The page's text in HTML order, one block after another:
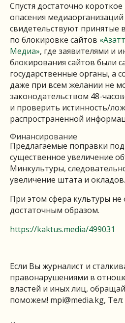
Спустя достаточно
опасения
свидетельствуют принятые
по блокировке сайтов
Медиа», где заявителями и
блокирования сайтов были
государственные органы, а
даже при всем желании не
законодательством 48-
и проверить истинность/
распространенной
Финансирование
Предлагаемые поправки
существенное увеличение
Минкультуры,
увеличение штата и окладов.
При этом сфера культуры не
достаточным образом.
https://kaktus.media/499031
Если Вы журналист и
правонарушениями в
властей и иных лиц,
поможем! mpi@media.kg,